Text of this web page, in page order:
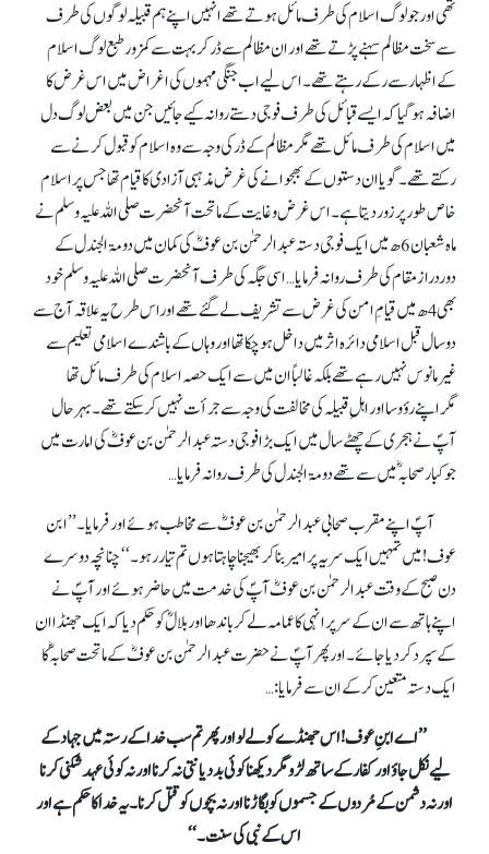
تھی اور جو لوگ اسلام کی طرف مائل ہوتے تھے انہیں اپنے ہم قبیلہ لوگوں کی طرف
سے سخت مظالم سہنے پڑتے تھے اور ان مظالم سے ڈر کر بہت سے کمزور طبع لوگ اسلام
کے اظہار سے رکے رہتے تھے۔ اس لیے اب جنگی مہموں کی اغراض میں اس غرض کا
اضافہ ہوگیا کہ ایسے قبائل کی طرف فوجی دستے روانہ کیے جائیں جن میں بعض لوگ دل
میں اسلام کی طرف مائل تھے مگر مظالم کے ڈر کی وجہ سے وہ اسلام کوقبول کرنے سے
رکتے تھے۔ گویا ان دستوں کے بھجوانے کی غرض مذہبی آزادی کاقیام تھا جس پر اسلام
خاص طور پرزور دیتاہے۔ اس غرض وغایت کے ماتحت آنحضرت صلی اللہ علیہ وسلم نے
ماہ شعبان 6 ھ میں ایک فوجی دستہ عبدالرحمٰن بن عوفؓ کی کمان میں دومۃ الجندل کے
دوردراز مقام کی طرف روانہ فرمایا … اسی جگہ کی طرف آنحضرت صلی اللہ علیہ وسلم خود
بھی 4 ھ میں قیامِ امن کی غرض سے تشریف لے گئے تھے اوراس طرح یہ علاقہ آج سے
دو سال قبل اسلامی دائرہ اثر میں داخل ہوچکا تھا اور وہاں کے باشندے اسلامی تعلیم سے
غیر مانوس نہیں رہے تھے بلکہ غالباً ان میں سے ایک حصہ اسلام کی طرف مائل تھا
مگراپنے رؤوسا اور اہلِ قبیلہ کی مخالفت کی وجہ سے جرأت نہیں کرسکتے تھے۔ بہرحال
آپؐ نے ہجری کے چھٹے سال میں ایک بڑا فوجی دستہ عبدالرحمٰن بن عوفؓ کی امارت میں
جو کبار صحابہؓ میں سے تھے دومۃ الجندل کی طرف روانہ فرمایا …
آپؐ اپنے مقرب صحابی عبدالرحمٰن بن عوفؓ سے مخاطب ہوئے اور فرمایا۔ ’’ابن
عوف! میں تمہیں ایک سریہ پر امیر بنا کر بھیجنا چاہتا ہوں تم تیار رہو۔‘‘ چنانچہ دوسرے
دن صبح کے وقت عبدالرحمٰن بن عوفؓ آپؐ کی خدمت میں حاضر ہوئے اور آپؐ نے
اپنے ہاتھ سے ان کے سر پر انہی کا عمامہ لے کر باندھا اور بلالؓ کو حکم دیا کہ ایک جھنڈا ان
کے سپرد کر دیا جائے۔ اور پھر آپؐ نے حضرت عبدالرحمٰن بن عوفؓ کے ماتحت صحابہؓ کا
ایک دستہ متعین کر کے ان سے فرمایا : …
’’اے ابنِ عوف! اس جھنڈے کو لے لو اور پھر تم سب خدا کے رستہ میں جہاد کے
لیے نکل جاؤ اور کفار کے ساتھ لڑو مگر دیکھنا کوئی بددیانتی نہ کرنا اور نہ کوئی عہدشکنی کرنا
اور نہ دشمن کے مُردوں کے جسموں کو بگاڑنا اور نہ بچوں کو قتل کرنا۔ یہ خدا کا حکم ہے اور
اس کے نبی کی سنت۔‘‘